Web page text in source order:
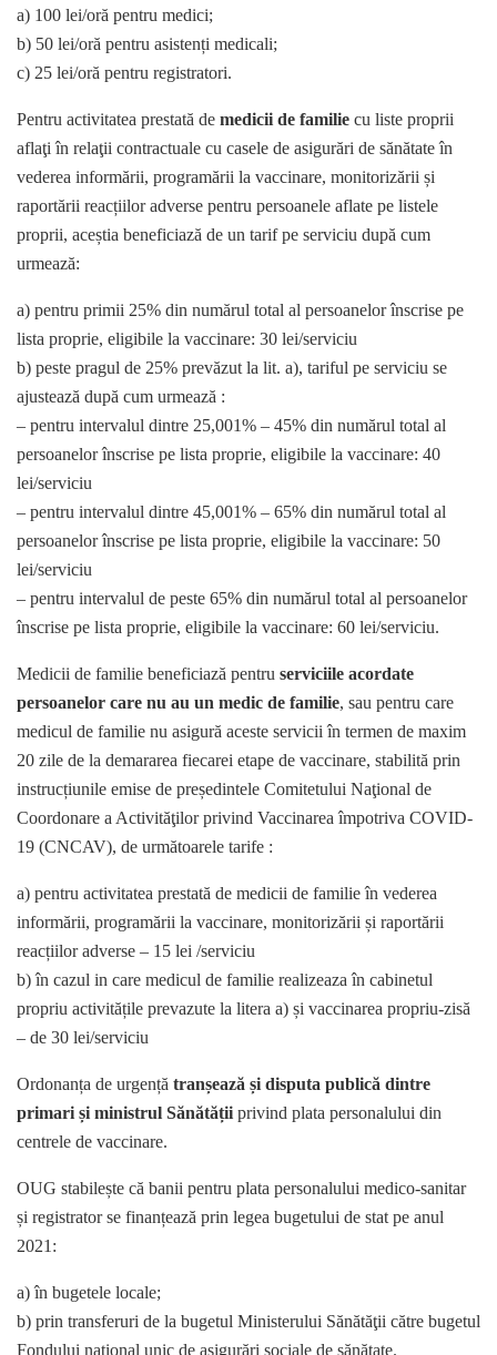
a) 100 lei/oră pentru medici;
b) 50 lei/oră pentru asistenți medicali;
c) 25 lei/oră pentru registratori.
Pentru activitatea prestată de medicii de familie cu liste proprii
aflaţi în relaţii contractuale cu casele de asigurări de sănătate în
vederea informării, programării la vaccinare, monitorizării și
raportării reacțiilor adverse pentru persoanele aflate pe listele
proprii, aceștia beneficiază de un tarif pe serviciu după cum
urmează:
a) pentru primii 25% din numărul total al persoanelor înscrise pe
lista proprie, eligibile la vaccinare: 30 lei/serviciu
b) peste pragul de 25% prevăzut la lit. a), tariful pe serviciu se
ajustează după cum urmează :
– pentru intervalul dintre 25,001% – 45% din numărul total al
persoanelor înscrise pe lista proprie, eligibile la vaccinare: 40
lei/serviciu
– pentru intervalul dintre 45,001% – 65% din numărul total al
persoanelor înscrise pe lista proprie, eligibile la vaccinare: 50
lei/serviciu
– pentru intervalul de peste 65% din numărul total al persoanelor
înscrise pe lista proprie, eligibile la vaccinare: 60 lei/serviciu.
Medicii de familie beneficiază pentru serviciile acordate
persoanelor care nu au un medic de familie, sau pentru care
medicul de familie nu asigură aceste servicii în termen de maxim
20 zile de la demararea fiecarei etape de vaccinare, stabilită prin
instrucțiunile emise de președintele Comitetului Naţional de
Coordonare a Activităţilor privind Vaccinarea împotriva COVID-
19 (CNCAV), de următoarele tarife :
a) pentru activitatea prestată de medicii de familie în vederea
informării, programării la vaccinare, monitorizării și raportării
reacțiilor adverse – 15 lei /serviciu
b) în cazul in care medicul de familie realizeaza în cabinetul
propriu activitățile prevazute la litera a) și vaccinarea propriu-zisă
– de 30 lei/serviciu
Ordonanța de urgență tranșează și disputa publică dintre
primari și ministrul Sănătății privind plata personalului din
centrele de vaccinare.
OUG stabilește că banii pentru plata personalului medico-sanitar
și registrator se finanțează prin legea bugetului de stat pe anul
2021:
a) în bugetele locale;
b) prin transferuri de la bugetul Ministerului Sănătăţii către bugetul
Fondului naţional unic de asigurări sociale de sănătate.